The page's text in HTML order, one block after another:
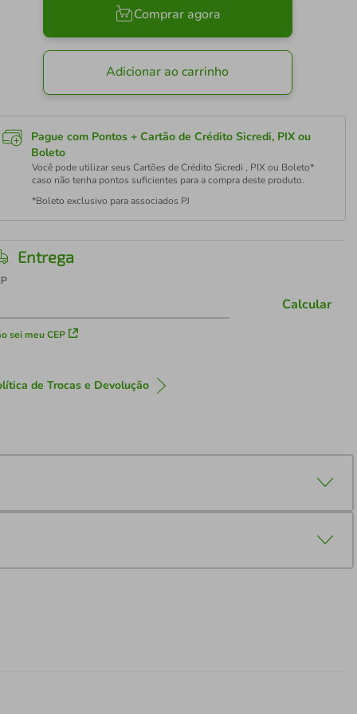
Comprar agora
Adicionar ao carrinho
Pague com Pontos + Cartão de Crédito Sicredi, PIX ou
Boleto
Você pode utilizar seus Cartões de Crédito Sicredi , PIX ou Boleto*
caso não tenha pontos suficientes para a compra deste produto.
*Boleto exclusivo para associados PJ
Entrega
sei meu CEP
Calcular
de Trocas e Devolução